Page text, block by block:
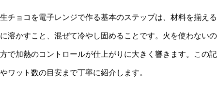
生チョコを電子レンジで作る基本のステップは、材料を揃え
に溶かすこと、混ぜて冷やし固めることです。火を使わない
方で加熱のコントロールが仕上がりに大きく響きます。この
やワット数の目安まで丁寧に紹介します。